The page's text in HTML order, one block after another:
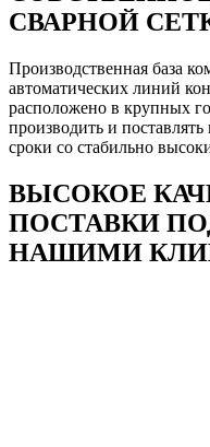
СВАРНОЙ
Производственная база
автоматических линий
расположено в крупных
производить и
сроки со стабильно
ВЫСОКОЕ
ПОСТАВКИ
НАШИМИ